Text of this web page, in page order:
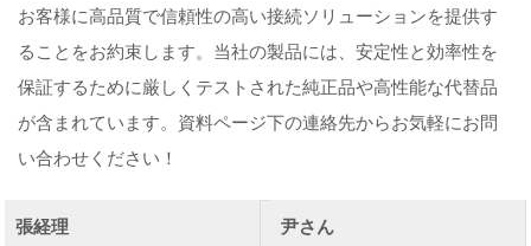
お客様に高品質で信頼性の高い接続ソリューションを提供す
ることをお約束します。当社の製品には、安定性と効率性を
保証するために厳しくテストされた純正品や高性能な代替品
が含まれています。資料ページ下の連絡先からお気軽にお問
い合わせください！
張経理
尹さん